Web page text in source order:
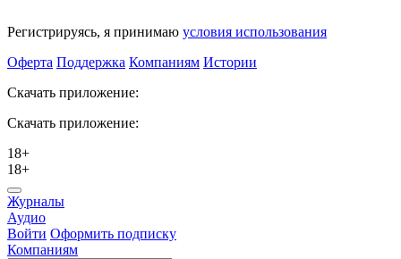
Регистрируясь, я принимаю условия использования
Оферта Поддержка Компаниям Истории
Скачать приложение:
Скачать приложение:
18+
18+
Журналы
Аудио
Войти Оформить подписку
Компаниям